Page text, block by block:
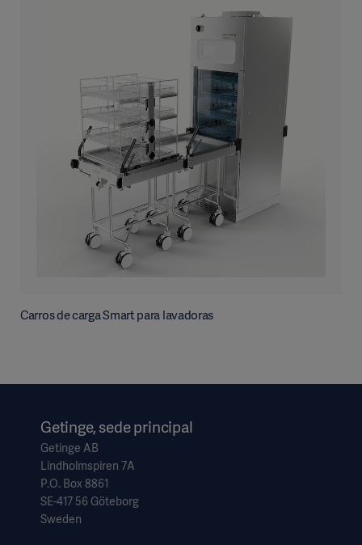
Carros de carga Smart para lavadoras
Getinge, sede principal
Getinge AB
Lindholmspiren 7A
P.O. Box 8861
SE-417 56 Göteborg
Sweden